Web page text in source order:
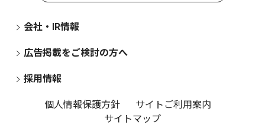
会社・IR情報
広告掲載をご検討の方へ
採用情報
個人情報保護方針
サイトご利用案内
サイトマップ